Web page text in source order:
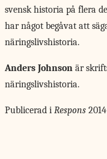
svensk historia på flera
har något begåvat att
näringslivshistoria.
Anders Johnson är
näringslivshistoria.
Publicerad i Respons